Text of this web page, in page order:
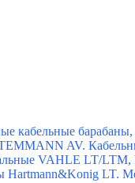
кабельные
AV.
VAHLE LT/
LT.